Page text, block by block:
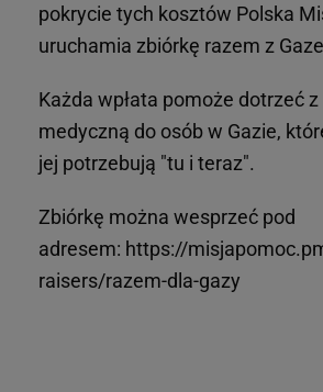
pokrycie tych kosztów Polska
uruchamia zbiórkę razem z
Każda wpłata pomoże dotrzeć
medyczną do osób w Gazie,
jej potrzebują "tu i teraz".
Zbiórkę można wesprzeć pod
adresem: https://
raisers/razem-dla-gazy